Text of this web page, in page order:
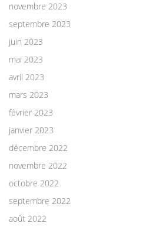
novembre 2023
septembre 2023
juin 2023
mai 2023
avril 2023
mars 2023
février 2023
janvier 2023
décembre 2022
novembre 2022
octobre 2022
septembre 2022
août 2022